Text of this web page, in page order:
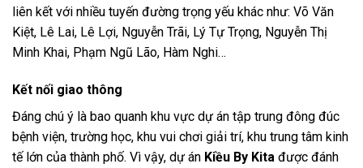
liên kết với nhiều tuyến đường trọng yếu khác như: Võ Văn
Kiệt, Lê Lai, Lê Lợi, Nguyễn Trãi, Lý Tự Trọng, Nguyễn Thị
Minh Khai, Phạm Ngũ Lão, Hàm Nghi…
Kết nối giao thông
Đáng chú ý là bao quanh khu vực dự án tập trung đông đúc
bệnh viện, trường học, khu vui chơi giải trí, khu trung tâm kinh
tế lớn của thành phố. Vì vậy, dự án Kiều By Kita được đánh